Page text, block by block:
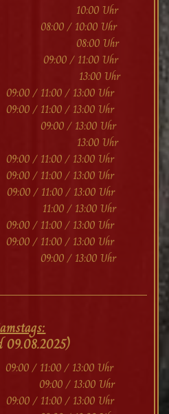
10:00 Uhr
/ 10:00 Uhr
08:00 Uhr
/ 11:00 Uhr
13:00 Uhr
/ 11:00 / 13:00 Uhr
/ 11:00 / 13:00 Uhr
/ 13:00 Uhr
13:00 Uhr
/ 11:00 / 13:00 Uhr
/ 11:00 / 13:00 Uhr
/ 11:00 / 13:00 Uhr
/ 13:00 Uhr
/ 11:00 / 13:00 Uhr
/ 11:00 / 13:00 Uhr
/ 13:00 Uhr
09.08.2025)
/ 11:00 / 13:00 Uhr
/ 13:00 Uhr
/ 11:00 / 13:00 Uhr